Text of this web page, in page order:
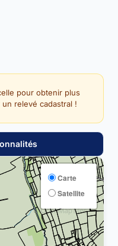
pour obtenir plus
relevé cadastral !
Carte
Satellite